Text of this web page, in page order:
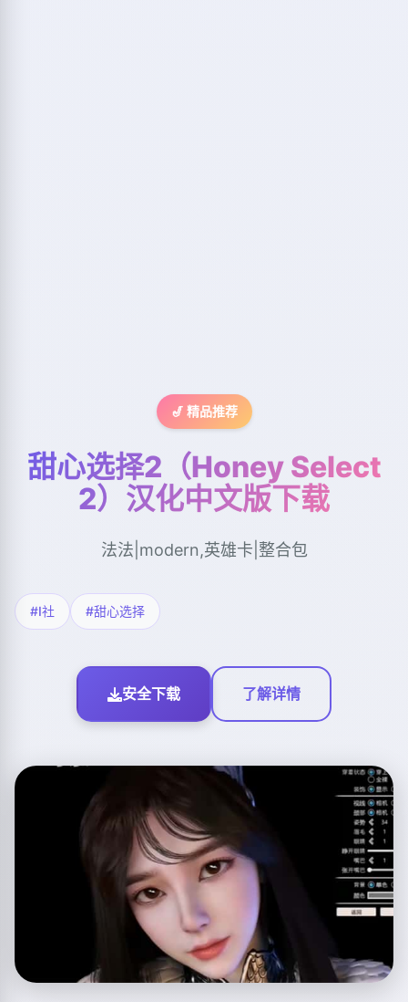
🎷 精品推荐
甜心选择2（Honey Select
2）汉化中文版下载
法法|modern,英雄卡|整合包
#I社 #甜心选择
安全下载 了解详情